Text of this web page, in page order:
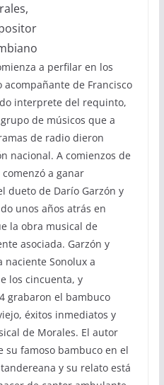
a perfilar en los
de Francisco
interprete del requinto,
de músicos que a
de radio dieron
nacional. A comienzos de
a ganar
dueto de Darío Garzón y
unos años atrás en
la obra musical de
asociada. Garzón y
naciente Sonolux a
los cincuenta, y
grabaron el bambuco
éxitos inmediatos y
de Morales. El autor
su famoso bambuco en el
y su relato está